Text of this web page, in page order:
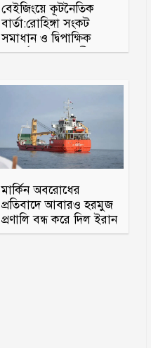
বেইজিংয়ে কূটনৈতিক
বার্তা:রোহিঙ্গা সংকট
সমাধান ও দ্বিপাক্ষিক
সম্পর্ক জোরদারে চীনের
মার্কিন অবরোধের
প্রতিবাদে আবারও হরমুজ
প্রণালি বন্ধ করে দিল ইরান